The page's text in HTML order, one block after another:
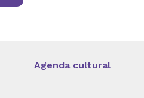
Agenda cultural